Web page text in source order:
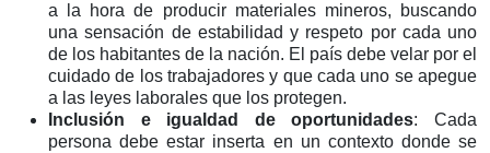
a la hora de producir materiales mineros, buscando
una sensación de estabilidad y respeto por cada uno
de los habitantes de la nación. El país debe velar por el
cuidado de los trabajadores y que cada uno se apegue
a las leyes laborales que los protegen.
Inclusión e igualdad de oportunidades: Cada
persona debe estar inserta en un contexto donde se